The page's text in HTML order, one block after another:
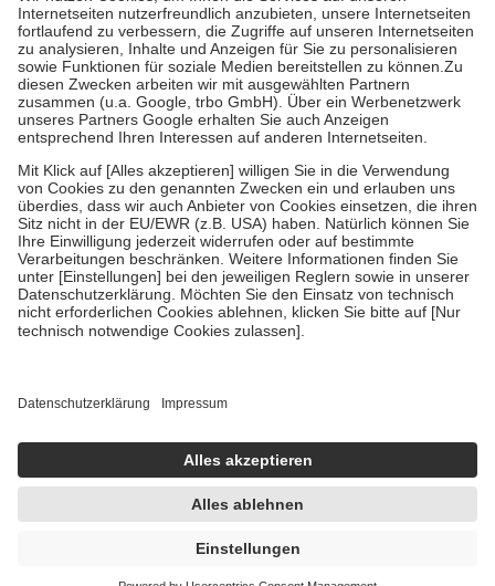
Kosten der Leistung zu entrichten.
Diese Regeln gelten grundsätzlich auch für Online-Apotheken.
Bei Heilmitteln und häuslicher Krankenpflege beträgt die
Zuzahlung zehn Prozent der Kosten sowie zehn Euro je
Verordnung.
Um das Engagement der Versicherten für ihre eigene Gesundheit zu
stärken und die besondere Stellung der Familie zu unterstützen,
fallenkeine Zuzahlungenan bei:
• Kindern und Jugendlichen bis zum vollendeten 18. Lebensjahr
mit Ausnahme der Fahrkosten
• Untersuchungen zur Vorsorge und Früherkennung, die von der
GKV getragen werden
• empfohlenen Schutzimpfungen
• Harn- und Blutteststreifen
getroffen, um sicherzustellen, dass es sich um echte Bewertungen
https://help.etrusted.com/hc/de/articles/4419944605341
Einige Bilder und Inhalte wurden unter Zuhilfenahme künstlicher